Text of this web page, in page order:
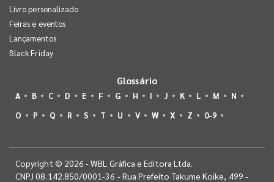
Livro personalizado
Feiras e eventos
Lançamentos
Black Friday
Glossário
A B C D E F G H I J K L M
N
O
P Q R S T U V W X Z 0-9
Copyright © 2026 - WBL Gráfica e Editora Ltda.
CNPJ 08.142.850/0001-36 - Rua Prefeito Takume Koike, 499 -